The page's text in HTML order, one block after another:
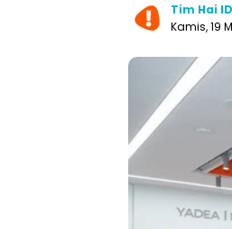
Tim Hai
Kamis, 19